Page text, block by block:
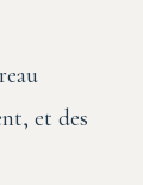
et des